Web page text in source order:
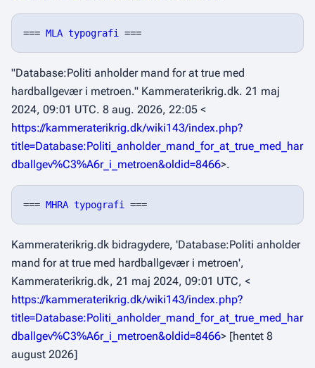
=== MLA typografi
"Database:Politi anholder mand for at true med
hardballgevær i metroen." Kammeraterikrig.dk. 21 maj
2024, 09:01 UTC. 8 aug. 2026, 22:05 <
https://kammeraterikrig.dk/wiki143/index.php?
title=Database:Politi_anholder_mand_for_at_true_med_har
dballgev%C3%A6r_i_metroen&oldid=8466>.
=== MHRA typografi
Kammeraterikrig.dk bidragydere, 'Database:Politi anholder
mand for at true med hardballgevær i metroen',
Kammeraterikrig.dk, 21 maj 2024, 09:01 UTC, <
https://kammeraterikrig.dk/wiki143/index.php?
title=Database:Politi_anholder_mand_for_at_true_med_har
dballgev%C3%A6r_i_metroen&oldid=8466> [hentet 8
august 2026]